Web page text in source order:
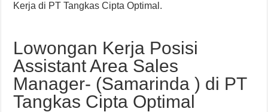
Kerja di PT Tangkas Cipta Optimal.
Lowongan Kerja Posisi
Assistant Area Sales
Manager- (Samarinda ) di PT
Tangkas Cipta Optimal